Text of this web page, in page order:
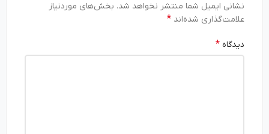
نشانی ایمیل شما منتشر نخواهد شد. بخش‌های موردنیاز
علامت‌گذاری شده‌اند*
دیدگاه*